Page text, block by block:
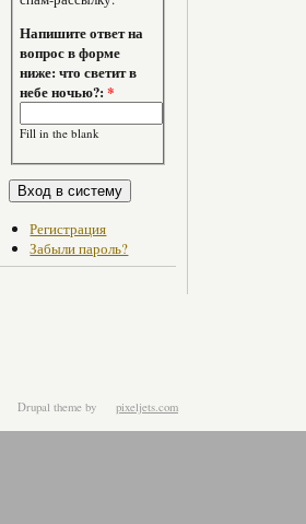
Напишите ответ на
вопрос в форме
ниже: что светит в
небе ночью?:*
Fill in the blank
Регистрация
Забыли пароль?
Drupal theme by pixeljets.com